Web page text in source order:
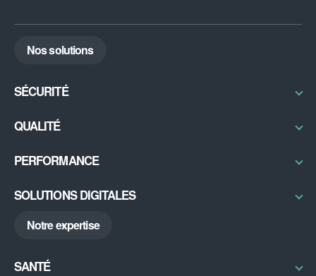
Nos solutions
SÉCURITÉ
Radioprotection & Contrôles
Sécurité IRM
Radon
QUALITÉ
Certifications / Labellisation
PERFORMANCE
Excellence Opérationnelle
SOLUTIONS DIGITALES
ABGX
DiAG
Notre expertise
SANTÉ